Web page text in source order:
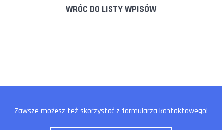
WRÓC DO LISTY WPISÓW
Zawsze możesz też skorzystać z formularza kontaktowego!